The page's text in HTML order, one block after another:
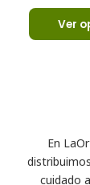
Ver
En
cuidado